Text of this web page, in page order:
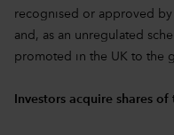
recognised or approved
and, as an unregulated
promoted in the UK to the
Investors acquire shares